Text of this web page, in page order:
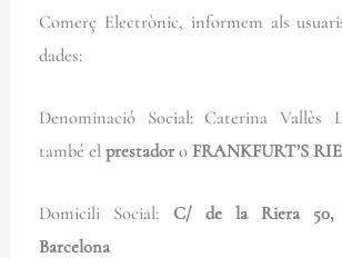
Comerç Electrònic, informem als
dades:
Denominació Social: Caterina Vallès
també elprestador oFRANKFURT’S
Domicili Social: C/ de la Riera 50,
Barcelona